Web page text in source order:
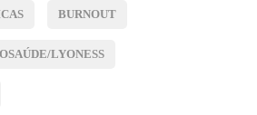
BURNOUT
LYONESS